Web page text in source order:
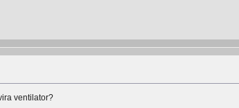
ventilator?